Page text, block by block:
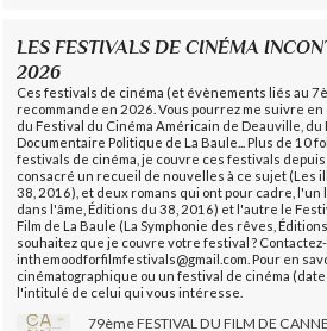
LES FESTIVALS DE CINÉMA
2026
Ces festivals de cinéma (et évènements liés au
recommande en 2026. Vous pourrez me suivre
du Festival du Cinéma Américain de Deauville, du
Documentaire Politique de La Baule... Plus de 10
festivals de cinéma, je couvre ces festivals depuis
consacré un recueil de nouvelles à ce sujet (Les
38, 2016), et deux romans qui ont pour cadre, l'un
dans l'âme, Éditions du 38, 2016) et l'autre le
Film de La Baule (La Symphonie des rêves,
souhaitez que je couvre votre festival ? Contactez-
inthemoodforfilmfestivals@gmail.com. Pour en
cinématographique ou un festival de cinéma
l'intitulé de celui qui vous intéresse.
79ème FESTIVAL DU FILM DE